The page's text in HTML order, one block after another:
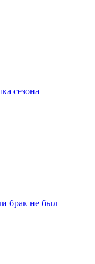
сезона
брак не был